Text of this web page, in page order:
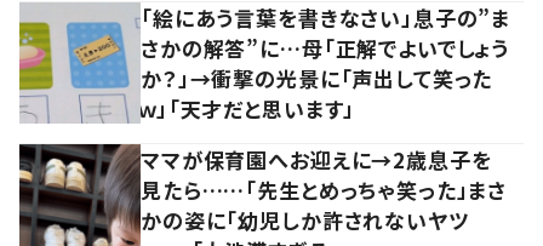
「絵にあう言葉を書きなさい」息子の”ま
さかの解答”に…母「正解でよいでしょう
か？」→衝撃の光景に「声出して笑った
ｗ」「天才だと思います」
ママが保育園へお迎えに→2歳息子を
見たら……「先生とめっちゃ笑った」まさ
かの姿に「幼児しか許されないヤツ